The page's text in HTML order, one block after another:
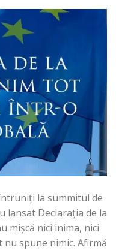
la summitul de
lansat Declarația de la
mișcă nici inima, nici
spune nimic. Afirmă